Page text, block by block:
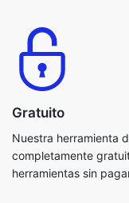
Gratuito
Nuestra herramienta
completamente
herramientas sin